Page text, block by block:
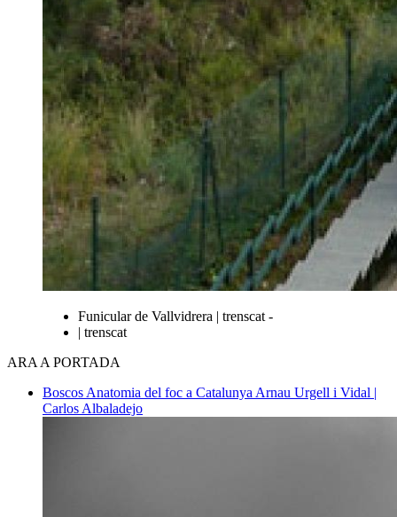
Funicular de Vallvidrera | trenscat -
| trenscat
ARA A PORTADA
Boscos Anatomia del foc a Catalunya Arnau Urgell i Vidal |
Carlos Albaladejo